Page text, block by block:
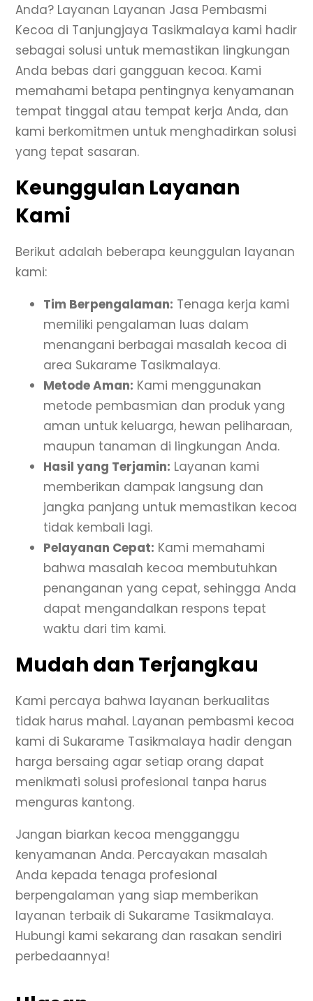
Anda? Layanan Layanan Jasa Pembasmi
Kecoa di Tanjungjaya Tasikmalaya kami hadir
sebagai solusi untuk memastikan lingkungan
Anda bebas dari gangguan kecoa. Kami
memahami betapa pentingnya kenyamanan
tempat tinggal atau tempat kerja Anda, dan
kami berkomitmen untuk menghadirkan solusi
yang tepat sasaran.
Keunggulan Layanan
Kami
Berikut adalah beberapa keunggulan layanan
kami:
Tim Berpengalaman: Tenaga kerja kami
memiliki pengalaman luas dalam
menangani berbagai masalah kecoa di
area Sukarame Tasikmalaya.
Metode Aman: Kami menggunakan
metode pembasmian dan produk yang
aman untuk keluarga, hewan peliharaan,
maupun tanaman di lingkungan Anda.
Hasil yang Terjamin: Layanan kami
memberikan dampak langsung dan
jangka panjang untuk memastikan kecoa
tidak kembali lagi.
Pelayanan Cepat: Kami memahami
bahwa masalah kecoa membutuhkan
penanganan yang cepat, sehingga Anda
dapat mengandalkan respons tepat
waktu dari tim kami.
Mudah dan Terjangkau
Kami percaya bahwa layanan berkualitas
tidak harus mahal. Layanan pembasmi kecoa
kami di Sukarame Tasikmalaya hadir dengan
harga bersaing agar setiap orang dapat
menikmati solusi profesional tanpa harus
menguras kantong.
Jangan biarkan kecoa mengganggu
kenyamanan Anda. Percayakan masalah
Anda kepada tenaga profesional
berpengalaman yang siap memberikan
layanan terbaik di Sukarame Tasikmalaya.
Hubungi kami sekarang dan rasakan sendiri
perbedaannya!